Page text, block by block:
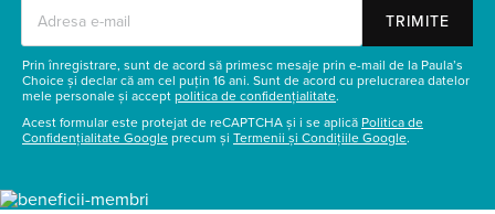
TRIMITE
Prin înregistrare, sunt de acord să primesc mesaje prin e-mail de la Paula’s
Choice și declar că am cel puțin 16 ani. Sunt de acord cu prelucrarea datelor
mele personale și accept politica de confidențialitate.
Acest formular este protejat de reCAPTCHA și i se aplică Politica de
Confidențialitate Google precum și Termenii și Condițiile Google.